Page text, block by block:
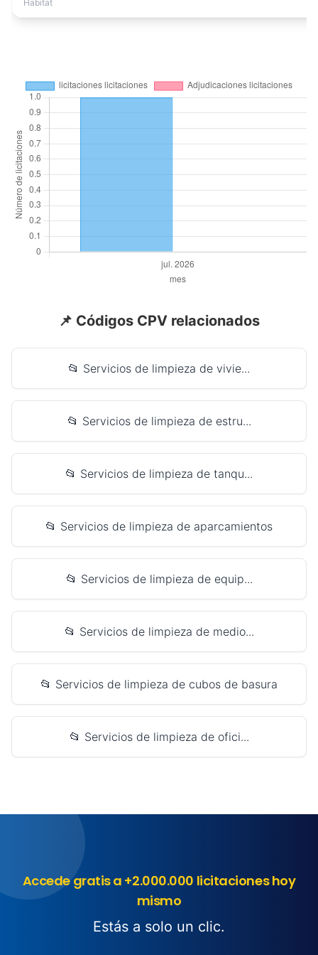
Habitat
📌 Códigos CPV relacionados
📂 Servicios de limpieza de vivie...
📂 Servicios de limpieza de estru...
📂 Servicios de limpieza de tanqu...
📂 Servicios de limpieza de aparcamientos
📂 Servicios de limpieza de equip...
📂 Servicios de limpieza de medio...
📂 Servicios de limpieza de cubos de basura
📂 Servicios de limpieza de ofici...
Accede gratis a +2.000.000 licitaciones hoy
mismo
Estás a solo un clic.